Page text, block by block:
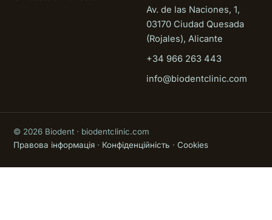
Av. de las Naciones, 1,
03170 Ciudad Quesada
(Rojales), Alicante
+34 966 263 443
info@biodentclinic.com
© 2026 Biodent · biodentclinic.com
Правова інформація · Конфіденційність · Cookies